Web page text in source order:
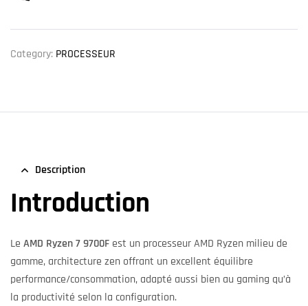
Category: PROCESSEUR
Description
Introduction
Le AMD Ryzen 7 9700F est un processeur AMD Ryzen milieu de
gamme, architecture zen offrant un excellent équilibre
performance/consommation, adapté aussi bien au gaming qu’à
la productivité selon la configuration.